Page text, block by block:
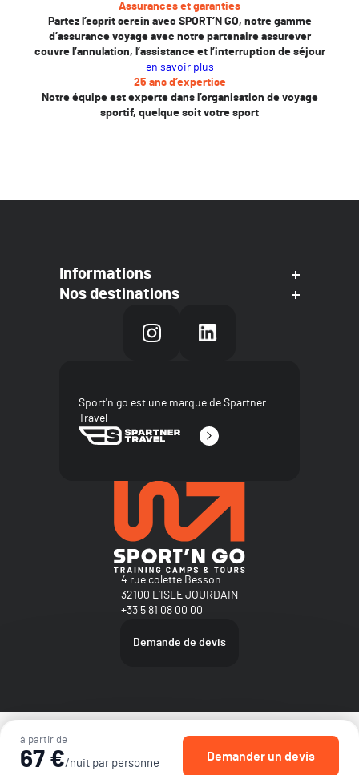
à partir de
67 €/nuit par personne
Demander un devis
Assurances et garanties
Partez l’esprit serein avec SPORT’N GO, notre gamme
d’assurance voyage avec notre partenaire assurever
couvre l’annulation, l’assistance et l’interruption de séjour
en savoir plus
25 ans d’expertise
Notre équipe est experte dans l’organisation de voyage
sportif, quelque soit votre sport
4 rue colette Besson
32100 L’ISLE JOURDAIN
+33 5 81 08 00 00
Demande de devis
Informations
Nos destinations
Sport'n go est une marque de Spartner
Travel
Mentions légales
Nos conditions générales de ventes